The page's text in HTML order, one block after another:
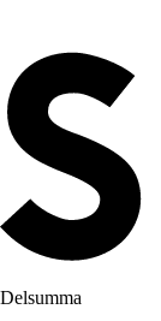
Delsumma